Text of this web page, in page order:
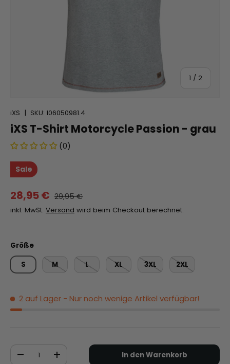
1 / von
2
iXS | SKU: I06050981.4
iXS T-Shirt Motorcycle Passion - grau
(0)
Sale
28,95 € 29,95 €
inkl. MwSt. Versand wird beim Checkout berechnet.
Größe
S
M L XL 3XL 2XL
2 auf Lager - Nur noch wenige Artikel verfügbar!
-
+ In den Warenkorb